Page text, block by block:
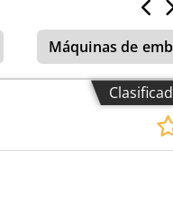
Máquinas de